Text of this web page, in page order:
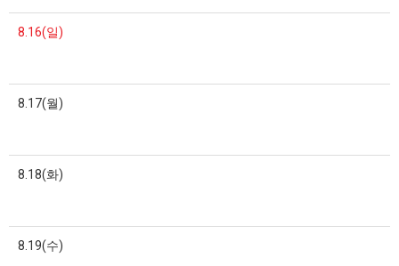
8.16(일)
8.17(월)
8.18(화)
8.19(수)